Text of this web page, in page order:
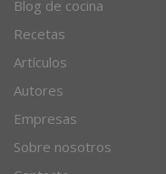
Blog de cocina
Recetas
Artículos
Autores
Empresas